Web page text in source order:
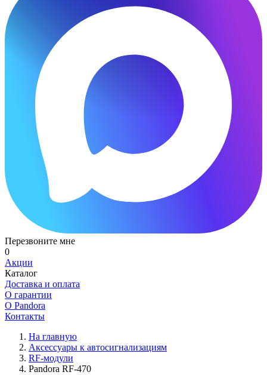
Перезвоните мне
0
Акции
Каталог
Доставка и оплата
О гарантии
О Pandora
Контакты
На главную
Аксессуары к автосигнализациям
RF-модули
Pandora RF-470